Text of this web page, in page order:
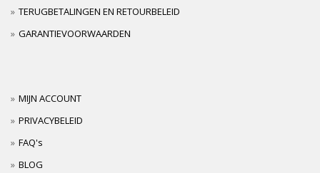
TERUGBETALINGEN EN RETOURBELEID
GARANTIEVOORWAARDEN
MIJN ACCOUNT
PRIVACYBELEID
FAQ's
BLOG